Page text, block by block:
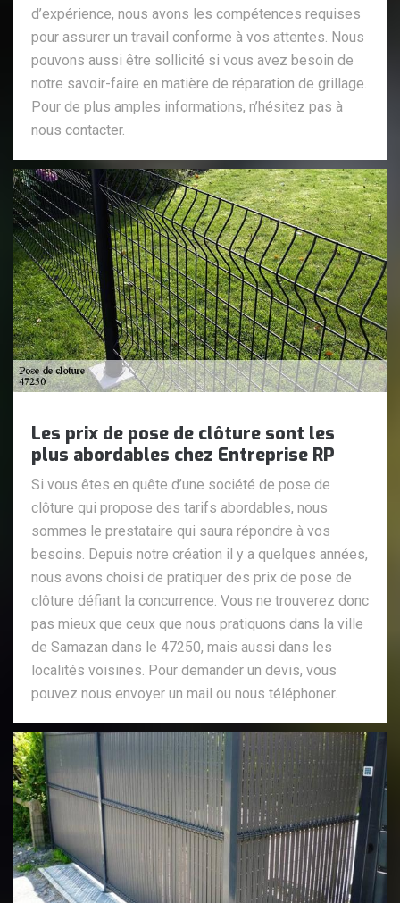
d’expérience, nous avons les compétences requises
pour assurer un travail conforme à vos attentes. Nous
pouvons aussi être sollicité si vous avez besoin de
notre savoir-faire en matière de réparation de grillage.
Pour de plus amples informations, n’hésitez pas à
nous contacter.
Les prix de pose de clôture sont les
plus abordables chez Entreprise RP
Si vous êtes en quête d’une société de pose de
clôture qui propose des tarifs abordables, nous
sommes le prestataire qui saura répondre à vos
besoins. Depuis notre création il y a quelques années,
nous avons choisi de pratiquer des prix de pose de
clôture défiant la concurrence. Vous ne trouverez donc
pas mieux que ceux que nous pratiquons dans la ville
de Samazan dans le 47250, mais aussi dans les
localités voisines. Pour demander un devis, vous
pouvez nous envoyer un mail ou nous téléphoner.